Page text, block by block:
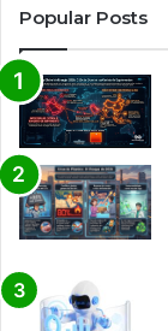
Popular Posts